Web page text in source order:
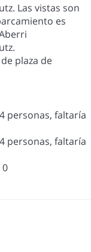
Las vistas son
es
plaza de
personas, faltaría
personas, faltaría
0